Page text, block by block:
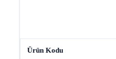
Ürün Kodu